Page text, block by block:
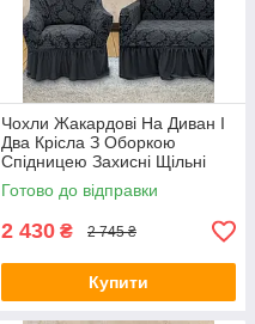
Чохли Жакардові На Диван І
Два Крісла З Оборкою
Спідницею Захисні Щільні
Kaspi Туреччина Темно-сірий
колір
Готово до відправки
2 430 ₴ 2 745 ₴
Купити